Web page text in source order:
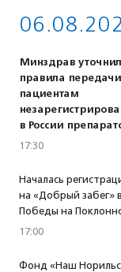
Минздрав уточнил
правила передачи
пациентам
в России
17:30
Началась
на «Добрый забег»
Победы на
17:00
Фонд «Наш